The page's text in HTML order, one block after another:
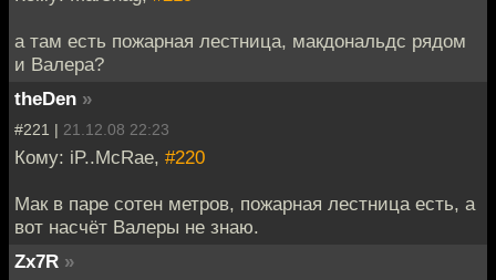
а там есть пожарная лестница, макдональдс рядом
и Валера?
theDen »
#221 | 21.12.08 22:23
Кому: iP..McRae, #220
Мак в паре сотен метров, пожарная лестница есть, а
вот насчёт Валеры не знаю.
Zx7R »